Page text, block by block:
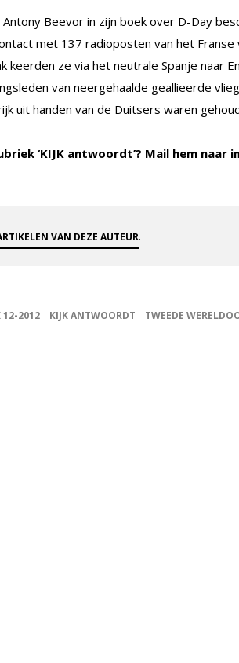
Beevor in zijn boek over D-Day
met 137 radioposten van het
keerden ze via het neutrale Spanje naar
van neergehaalde geallieerde
uit handen van de Duitsers waren
‘KIJK antwoordt’? Mail hem naar
VAN DEZE AUTEUR.
12-2012 KIJK ANTWOORDT TWEEDE